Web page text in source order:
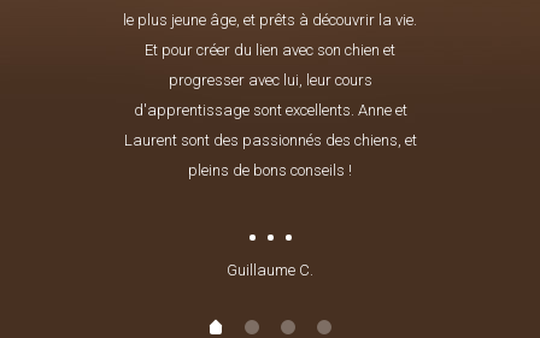
le plus jeune âge, et prêts à découvrir la vie.
Et pour créer du lien avec son chien et
progresser avec lui, leur cours
d'apprentissage sont excellents. Anne et
Laurent sont des passionnés des chiens, et
pleins de bons conseils !
Guillaume C.